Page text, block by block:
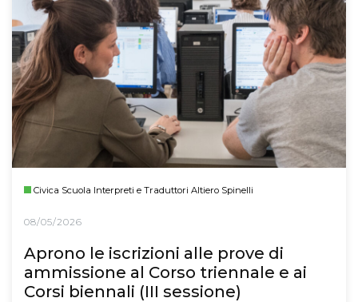
Civica Scuola Interpreti e Traduttori Altiero Spinelli
08/05/2026
Aprono le iscrizioni alle prove di
ammissione al Corso triennale e ai
Corsi biennali (III sessione)